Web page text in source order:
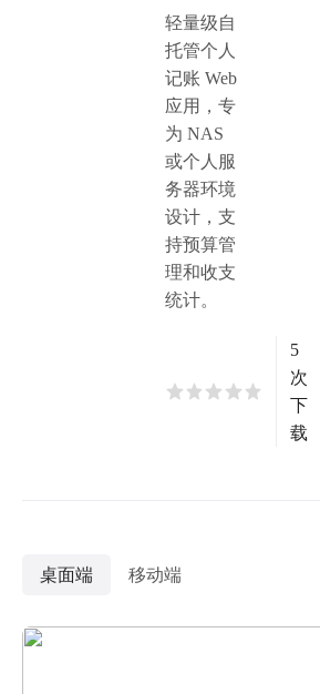
轻量级自
托管个人
记账 Web
应用，专
为 NAS
或个人服
务器环境
设计，支
持预算管
理和收支
统计。
5
次
下
载
桌面端 移动端